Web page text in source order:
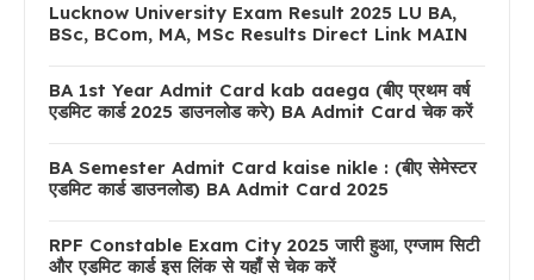
Lucknow University Exam Result 2025 LU BA,
BSc, BCom, MA, MSc Results Direct Link MAIN
BA 1st Year Admit Card kab aaega (बीए प्रथम वर्ष
एडमिट कार्ड 2025 डाउनलोड करे) BA Admit Card चेक करें
BA Semester Admit Card kaise nikle : (बीए सेमेस्टर
एडमिट कार्ड डाउनलोड) BA Admit Card 2025
RPF Constable Exam City 2025 जारी हुआ, एग्जाम सिटी
और एडमिट कार्ड इस लिंक से यहाँ से चेक करें